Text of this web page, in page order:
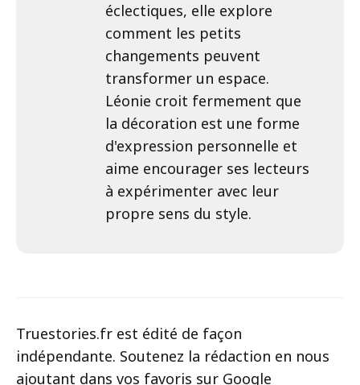
éclectiques, elle explore
comment les petits
changements peuvent
transformer un espace.
Léonie croit fermement que
la décoration est une forme
d'expression personnelle et
aime encourager ses lecteurs
à expérimenter avec leur
propre sens du style.
Truestories.fr est édité de façon
indépendante. Soutenez la rédaction en nous
ajoutant dans vos favoris sur Google